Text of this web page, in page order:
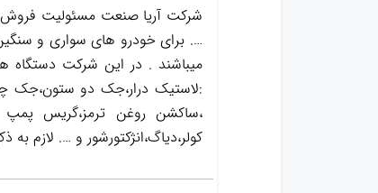
شرکت آریا صنعت مسئولیت فروش
…. برای خودرو های سواری و
میباشند . در این شرکت دستگاه
:لاستیک درار،جک دو ستون،جک
کولر،دیاگ،انژکتورشور و ….